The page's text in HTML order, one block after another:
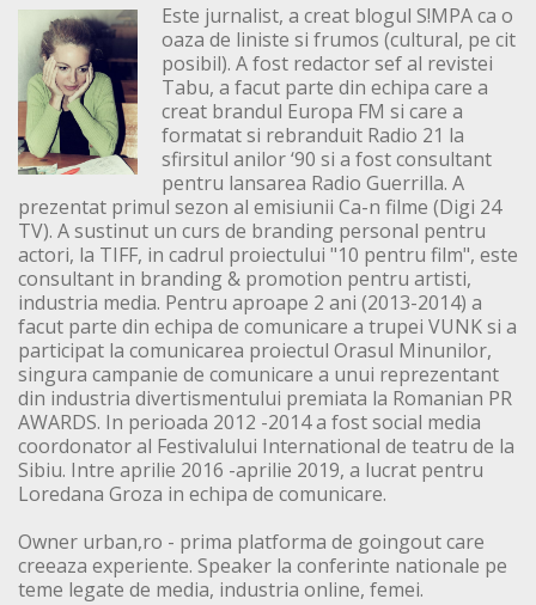
Este jurnalist, a creat blogul S!MPA ca o
oaza de liniste si frumos (cultural, pe cit
posibil). A fost redactor sef al revistei
Tabu, a facut parte din echipa care a
creat brandul Europa FM si care a
formatat si rebranduit Radio 21 la
sfirsitul anilor ‘90 si a fost consultant
pentru lansarea Radio Guerrilla. A
prezentat primul sezon al emisiunii Ca-n filme (Digi 24
TV). A sustinut un curs de branding personal pentru
actori, la TIFF, in cadrul proiectului "10 pentru film", este
consultant in branding & promotion pentru artisti,
industria media. Pentru aproape 2 ani (2013-2014) a
facut parte din echipa de comunicare a trupei VUNK si a
participat la comunicarea proiectul Orasul Minunilor,
singura campanie de comunicare a unui reprezentant
din industria divertismentului premiata la Romanian PR
AWARDS. In perioada 2012 -2014 a fost social media
coordonator al Festivalului International de teatru de la
Sibiu. Intre aprilie 2016 -aprilie 2019, a lucrat pentru
Loredana Groza in echipa de comunicare.
Owner urban,ro - prima platforma de goingout care
creeaza experiente. Speaker la conferinte nationale pe
teme legate de media, industria online, femei.